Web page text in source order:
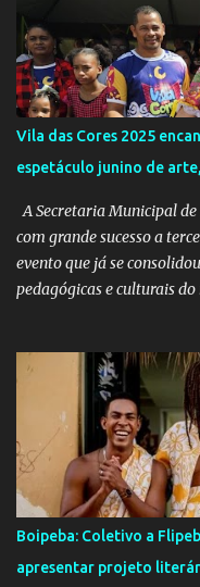
o
s
Vila das Cores 2025
espetáculo junino de
A Secretaria Municipal
com grande sucesso a
evento que já se
pedagógicas e culturais
criatividade e tradição.
junino tomou conta das
São Francisco, passando
grande estilo na sede do
deram um verdadeiro
apresentações marcadas
típicas, encenações e um
mais do que uma
social que une arte,
Boipeba: Coletivo a
apresentar projeto